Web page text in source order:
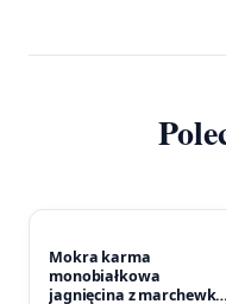
Mokra karma
monobiałkowa
jagnięcina z marchewką